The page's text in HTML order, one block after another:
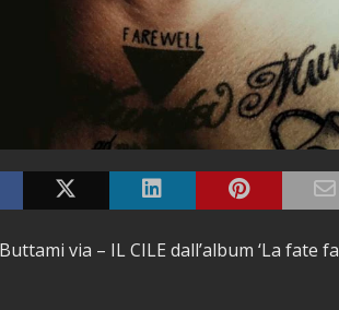
via – IL CILE dall’album ‘La fate